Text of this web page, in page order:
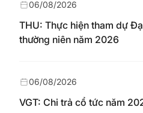
THU: Thực hiện tham dự
thường niên năm 2026
06/08/2026
VGT: Chi trả cổ tức năm
06/08/2026